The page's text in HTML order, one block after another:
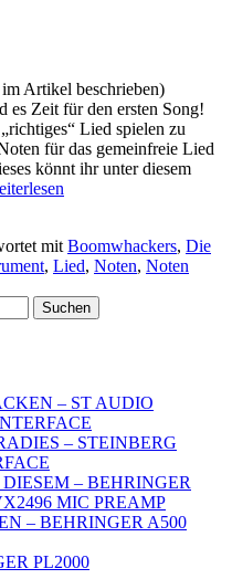
Artikel beschrieben)
es Zeit für den ersten Song!
Lied spielen zu
für das gemeinfreie Lied
könnt ihr unter diesem
mit Boomwhackers, Die
, Lied, Noten, Noten
– ST AUDIO
– STEINBERG
– BEHRINGER
MIC PREAMP
– BEHRINGER A500
PL2000